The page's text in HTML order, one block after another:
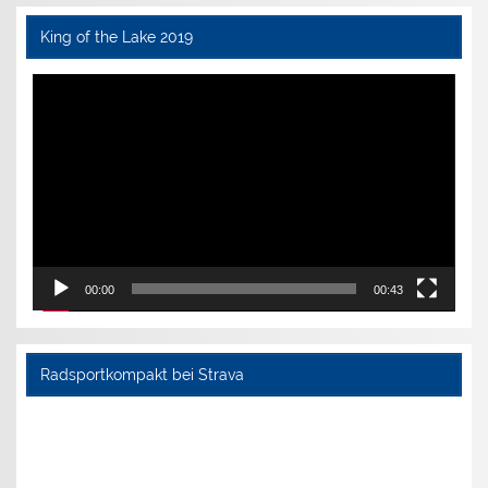
King of the Lake 2019
Video-
00:00 00:43
Radsportkompakt bei Strava